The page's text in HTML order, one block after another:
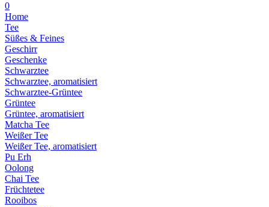
0
Home
Tee
Süßes & Feines
Geschirr
Geschenke
Schwarztee
Schwarztee, aromatisiert
Schwarztee-Grüntee
Grüntee
Grüntee, aromatisiert
Matcha Tee
Weißer Tee
Weißer Tee, aromatisiert
Pu Erh
Oolong
Chai Tee
Früchtetee
Rooibos